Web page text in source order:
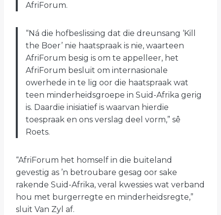
AfriForum.
“Ná die hofbeslissing dat die dreunsang ‘Kill
the Boer’ nie haatspraak is nie, waarteen
AfriForum besig is om te appelleer, het
AfriForum besluit om internasionale
owerhede in te lig oor die haatspraak wat
teen minderheidsgroepe in Suid-Afrika gerig
is. Daardie inisiatief is waarvan hierdie
toespraak en ons verslag deel vorm,” sê
Roets.
“AfriForum het homself in die buiteland
gevestig as ’n betroubare gesag oor sake
rakende Suid-Afrika, veral kwessies wat verband
hou met burgerregte en minderheidsregte,”
sluit Van Zyl af.